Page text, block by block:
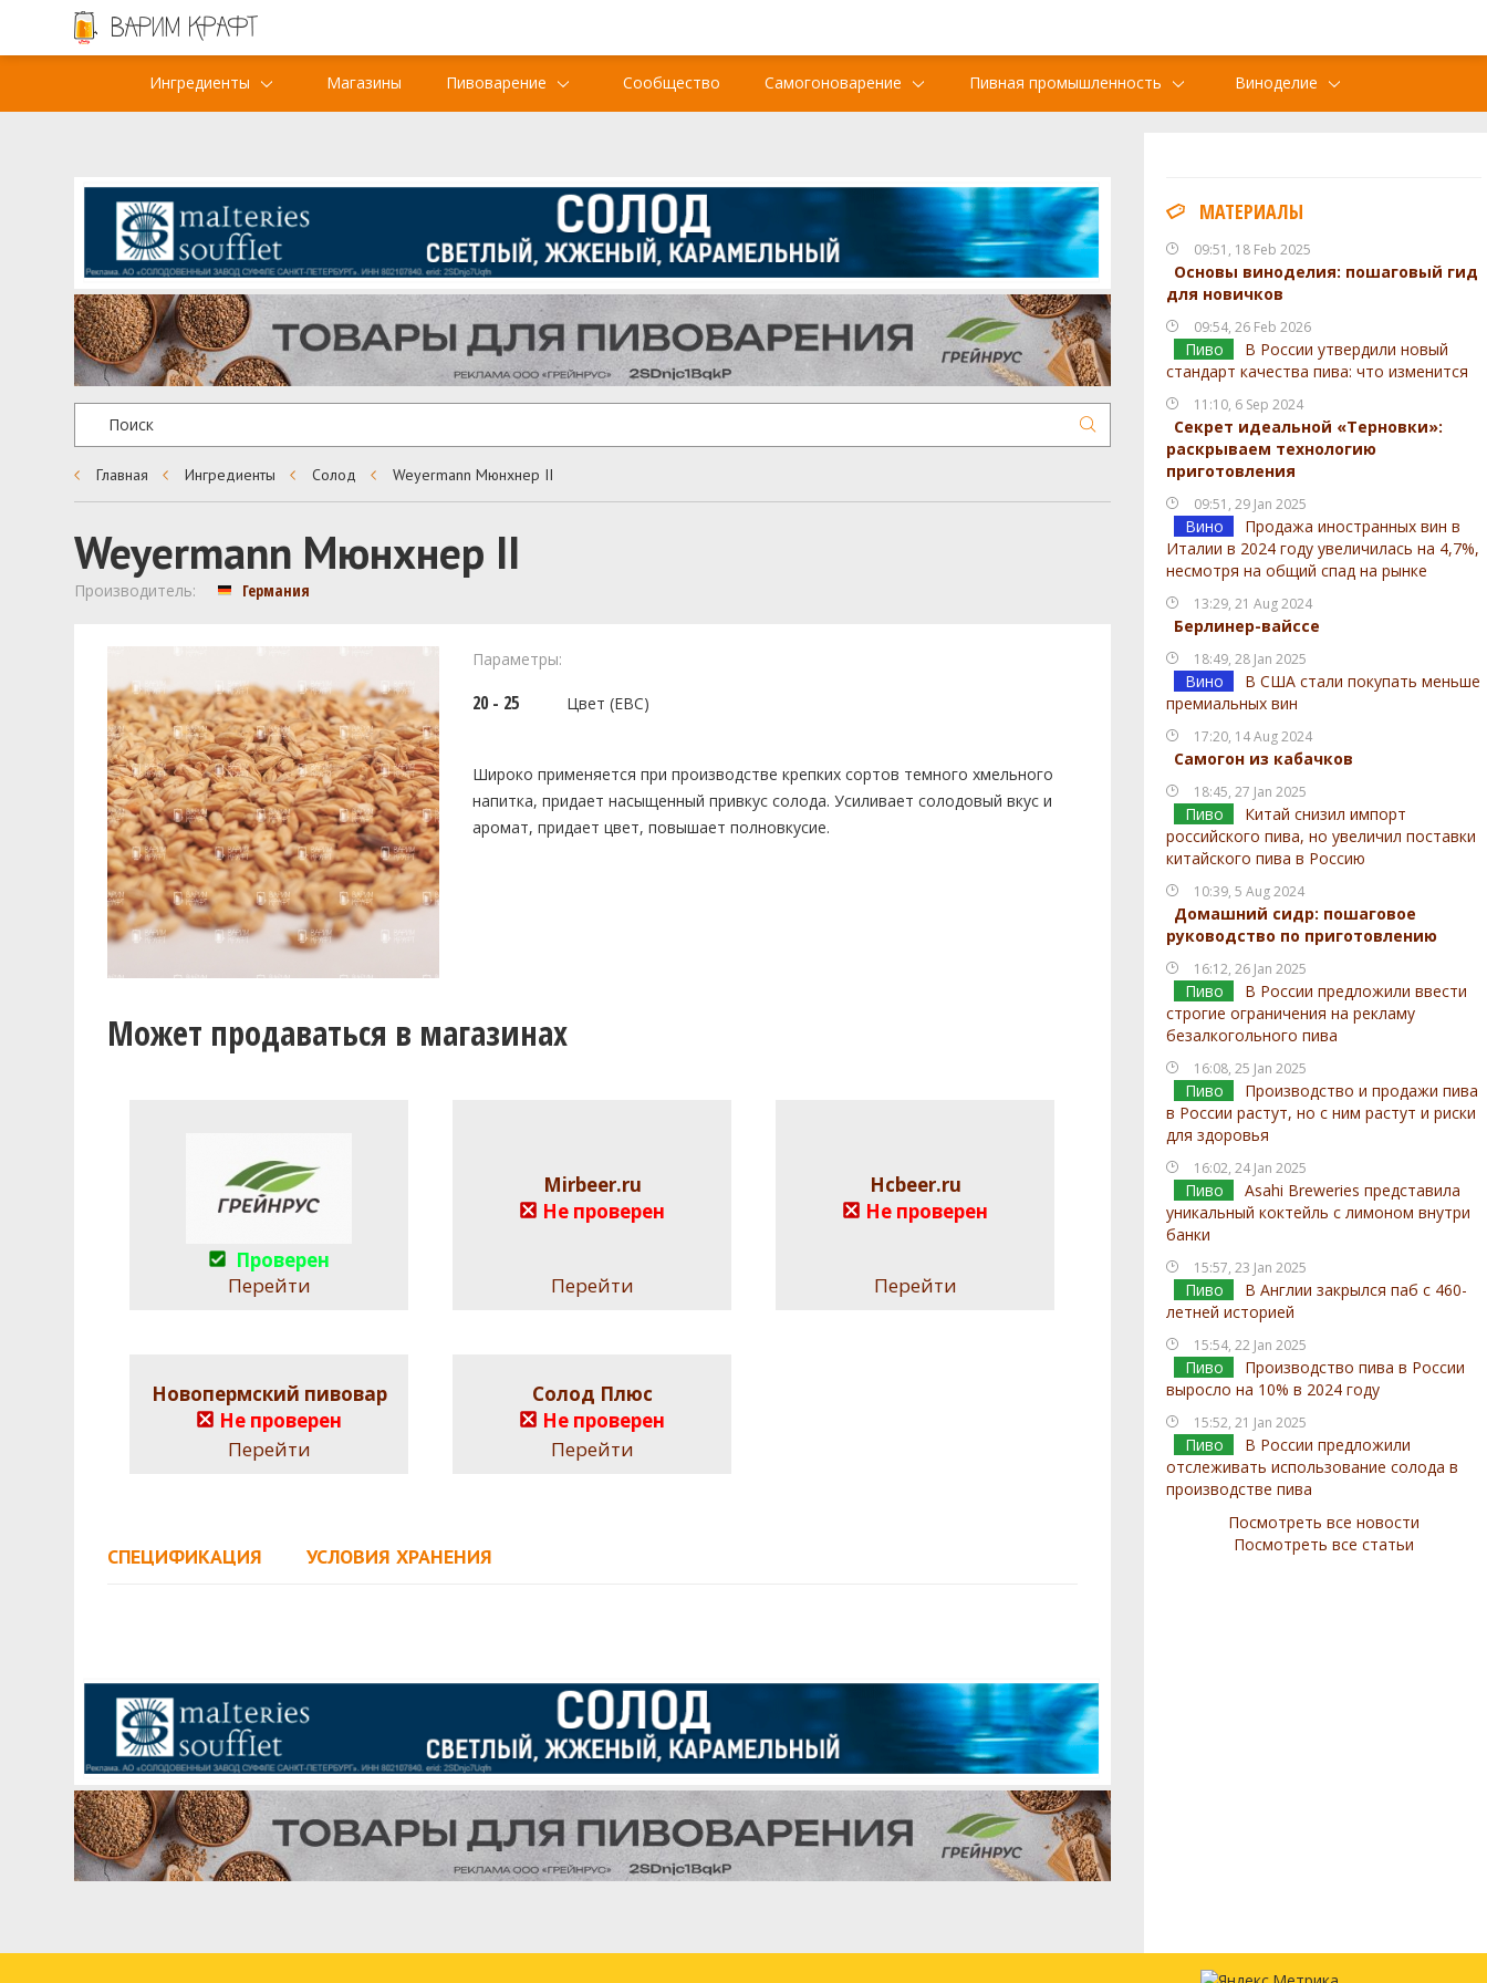
Ингредиенты Магазины Пивоварение Сообщество Самогоноварение Пивная промышленность Виноделие
МАТЕРИАЛЫ
09:51, 18 Feb 2025
Основы виноделия: пошаговый гид
для новичков
09:54, 26 Feb 2026
Пиво
В России утвердили новый
стандарт качества пива: что изменится
11:10, 6 Sep 2024
Секрет идеальной «Терновки»:
раскрываем технологию
приготовления
09:51, 29 Jan 2025
Вино
Продажа иностранных вин в
Италии в 2024 году увеличилась на 4,7%,
несмотря на общий спад на рынке
13:29, 21 Aug 2024
Берлинер-вайссе
18:49, 28 Jan 2025
Вино
В США стали покупать меньше
премиальных вин
17:20, 14 Aug 2024
Самогон из кабачков
18:45, 27 Jan 2025
Пиво
Китай снизил импорт
российского пива, но увеличил поставки
китайского пива в Россию
10:39, 5 Aug 2024
Домашний сидр: пошаговое
руководство по приготовлению
16:12, 26 Jan 2025
Пиво
В России предложили ввести
строгие ограничения на рекламу
безалкогольного пива
16:08, 25 Jan 2025
Пиво
Производство и продажи пива
в России растут, но с ним растут и риски
для здоровья
16:02, 24 Jan 2025
Пиво
Asahi Breweries представила
уникальный коктейль с лимоном внутри
банки
15:57, 23 Jan 2025
Пиво
В Англии закрылся паб с 460-
летней историей
15:54, 22 Jan 2025
Пиво
Производство пива в России
выросло на 10% в 2024 году
15:52, 21 Jan 2025
Пиво
В России предложили
отслеживать использование солода в
производстве пива
Посмотреть все новости
Посмотреть все статьи
Главная Ингредиенты Солод Weyermann Мюнхнер II
Weyermann Мюнхнер II
Производитель: Германия
Параметры:
20 - 25 Цвет (EBC)
Широко применяется при производстве крепких сортов темного хмельного
напитка, придает насыщенный привкус солода. Усиливает солодовый вкус и
аромат, придает цвет, повышает полновкусие.
Может продаваться в магазинах
Проверен
Перейти
Mirbeer.ru
Не проверен
Перейти
Hcbeer.ru
Не проверен
Перейти
Новопермский пивовар
Не проверен
Перейти
Солод Плюс
Не проверен
Перейти
СПЕЦИФИКАЦИЯ УСЛОВИЯ ХРАНЕНИЯ